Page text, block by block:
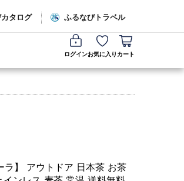
タログ ふるなびトラベル
ログインお気に入り カート
】 アウトドア 日本茶 お茶